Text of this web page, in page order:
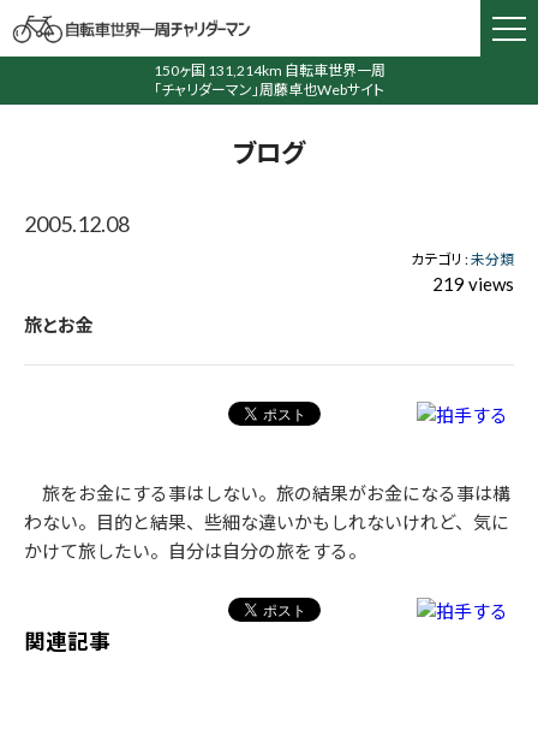
150ヶ国 131,214km 自転車世界一周
「チャリダーマン」周藤卓也Webサイト
ブログ
2005.12.08
カテゴリ :未分類
219 views
旅とお金
旅をお金にする事はしない。旅の結果がお金になる事は構
わない。目的と結果、些細な違いかもしれないけれど、気に
かけて旅したい。自分は自分の旅をする。
関連記事